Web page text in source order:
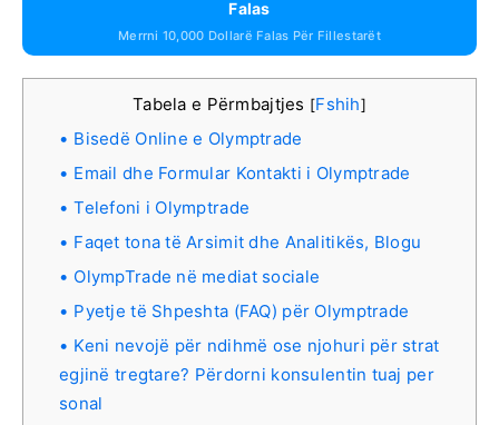
Falas
Merrni 10,000 Dollarë Falas Për Fillestarët
Tabela e Përmbajtjes [Fshih]
Bisedë Online e Olymptrade
Email dhe Formular Kontakti i Olymptrade
Telefoni i Olymptrade
Faqet tona të Arsimit dhe Analitikës, Blogu
OlympTrade në mediat sociale
Pyetje të Shpeshta (FAQ) për Olymptrade
Keni nevojë për ndihmë ose njohuri për strat
egjinë tregtare? Përdorni konsulentin tuaj per
sonal